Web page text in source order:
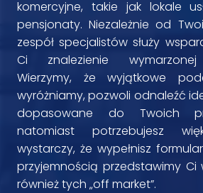
komercyjne, takie jak lokale
pensjonaty. Niezależnie od
zespół specjalistów służy
Ci znalezienie wymarzonej
Wierzymy, że wyjątkowe
wyróżniamy, pozwoli odnaleźć
dopasowane do Twoich
natomiast potrzebujesz
wystarczy, że wypełnisz
przyjemnością przedstawimy Ci
również tych „off market”.